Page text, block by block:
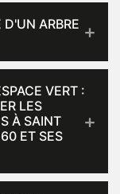
D'UN ARBRE
VERT :
LES
À SAINT
ET SES